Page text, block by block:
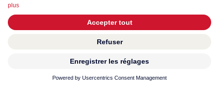
Conditions generales
Mentions légales
Protection des données